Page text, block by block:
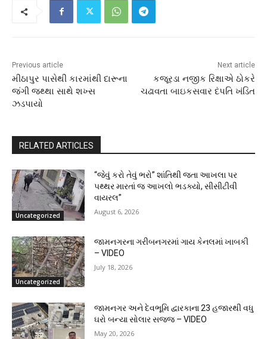
Previous article
મીઠાપુર પાસેથી કારમાંથી દારૂના
જંગી જથ્થા સાથે શખ્સ
ઝડપાયો
Next article
કજૂરડા નજીક રિક્ષાએ ઠોકરે
ચઢાવતા બાઇકસવાર દંપતિ ખંડિત
RELATED ARTICLES
Uncategorized
“જેવું કરો તેવું ભરો” શાંતિથી જતા આખલા પર
પથ્થર મારતાં જ આખલો ભડક્યો, સીસીટીવી
વાયરલ”
August 6, 2026
Uncategorized
જામનગરના ગરીબનગરમાં ગાય કેનલમાં ખાબકી
– VIDEO
July 18, 2026
જામનગર અને દેવભૂમિ દ્વારકાના 23 હજારથી વધુ
ઘરો બન્યા સોલાર સજ્જ – VIDEO
May 20, 2026